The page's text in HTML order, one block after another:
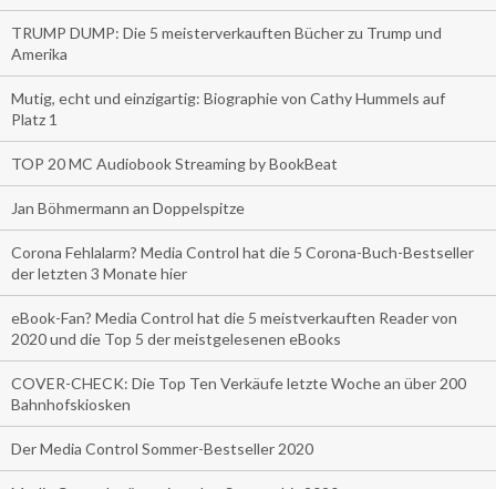
TRUMP DUMP: Die 5 meisterverkauften Bücher zu Trump und
Amerika
Mutig, echt und einzigartig: Biographie von Cathy Hummels auf
Platz 1
TOP 20 MC Audiobook Streaming by BookBeat
Jan Böhmermann an Doppelspitze
Corona Fehlalarm? Media Control hat die 5 Corona-Buch-Bestseller
der letzten 3 Monate hier
eBook-Fan? Media Control hat die 5 meistverkauften Reader von
2020 und die Top 5 der meistgelesenen eBooks
COVER-CHECK: Die Top Ten Verkäufe letzte Woche an über 200
Bahnhofskiosken
Der Media Control Sommer-Bestseller 2020